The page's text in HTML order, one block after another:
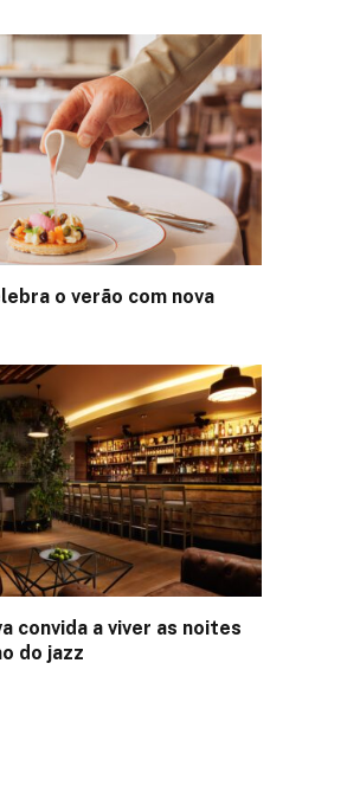
o verão com nova
convida a viver as noites
do jazz